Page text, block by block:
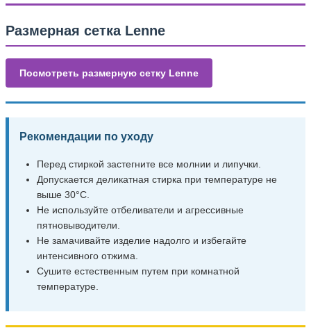
Размерная сетка Lenne
Посмотреть размерную сетку Lenne
Рекомендации по уходу
Перед стиркой застегните все молнии и липучки.
Допускается деликатная стирка при температуре не
выше 30°C.
Не используйте отбеливатели и агрессивные
пятновыводители.
Не замачивайте изделие надолго и избегайте
интенсивного отжима.
Сушите естественным путем при комнатной
температуре.